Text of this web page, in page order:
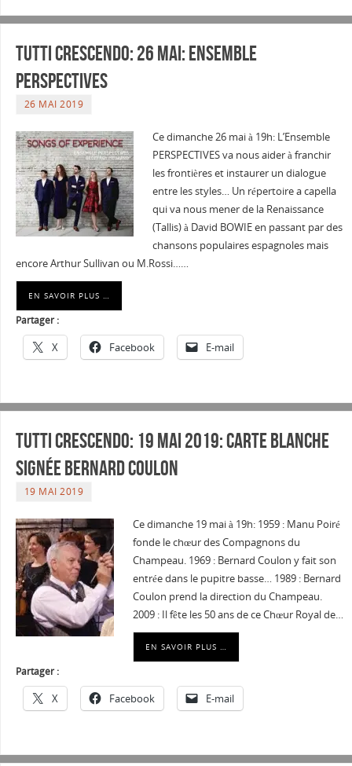
Tutti Crescendo: 26 mai: Ensemble
PERSPECTIVES
26 MAI 2019
Ce dimanche 26 mai à 19h: L’Ensemble
PERSPECTIVES va nous aider à franchir
les frontières et instaurer un dialogue
entre les styles… Un répertoire a capella
qui va nous mener de la Renaissance
(Tallis) à David BOWIE en passant par des
chansons populaires espagnoles mais
encore Arthur Sullivan ou M.Rossi……
EN SAVOIR PLUS …
Partager :
X Facebook E-mail
Tutti crescendo: 19 mai 2019: Carte Blanche
signée Bernard Coulon
19 MAI 2019
Ce dimanche 19 mai à 19h: 1959 : Manu Poiré
fonde le chœur des Compagnons du
Champeau. 1969 : Bernard Coulon y fait son
entrée dans le pupitre basse… 1989 : Bernard
Coulon prend la direction du Champeau.
2009 : Il fête les 50 ans de ce Chœur Royal de…
EN SAVOIR PLUS …
Partager :
X Facebook E-mail